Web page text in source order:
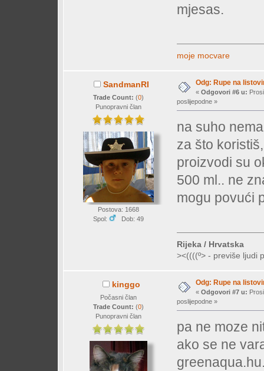
mjesas.
moje mocvare
SandmanRI
Trade Count: (0)
Punopravni član
Postova: 1668
Spol:
Dob: 49
Odg: Rupe na
« Odgovori #6 u:
poslijepodne »
na suho
za što
proizvodi su
500 ml.. ne
mogu povući
Rijeka / Hrvatska
><((((º> - previše ljudi
kinggo
Počasni član
Trade Count: (0)
Punopravni član
Odg: Rupe na
« Odgovori #7 u:
poslijepodne »
pa ne moze
ako se ne